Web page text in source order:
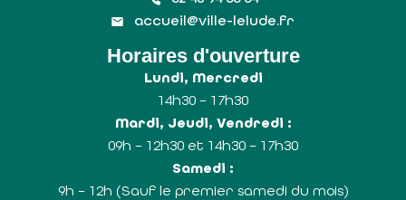
accueil@ville-lelude.fr
Horaires d'ouverture
Lundi, Mercredi
14h30 – 17h30
Mardi, Jeudi, Vendredi :
09h – 12h30 et 14h30 – 17h30
Samedi :
9h – 12h (Sauf le premier samedi du mois)